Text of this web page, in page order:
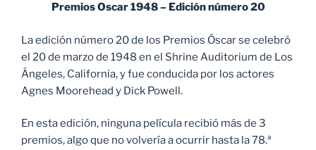
Premios Oscar 1948 – Edición número 20
La edición número 20 de los Premios Óscar se celebró
el 20 de marzo de 1948 en el Shrine Auditorium de Los
Ángeles, California, y fue conducida por los actores
Agnes Moorehead y Dick Powell.
En esta edición, ninguna película recibió más de 3
premios, algo que no volvería a ocurrir hasta la 78.ª